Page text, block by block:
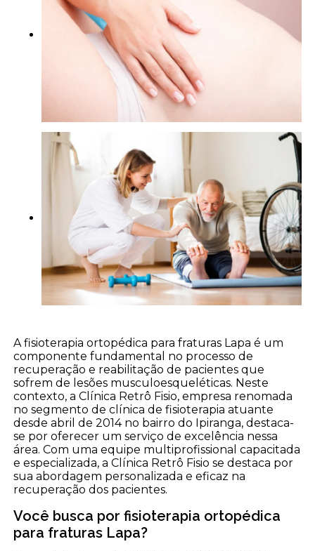
A fisioterapia ortopédica para fraturas Lapa é um
componente fundamental no processo de
recuperação e reabilitação de pacientes que
sofrem de lesões musculoesqueléticas. Neste
contexto, a Clínica Retrô Fisio, empresa renomada
no segmento de clínica de fisioterapia atuante
desde abril de 2014 no bairro do Ipiranga, destaca-
se por oferecer um serviço de excelência nessa
área. Com uma equipe multiprofissional capacitada
e especializada, a Clínica Retrô Fisio se destaca por
sua abordagem personalizada e eficaz na
recuperação dos pacientes.
Você busca por fisioterapia ortopédica
para fraturas Lapa?